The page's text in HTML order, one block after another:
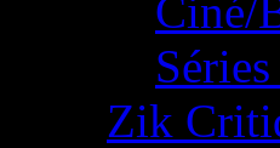
Ciné/
Zik